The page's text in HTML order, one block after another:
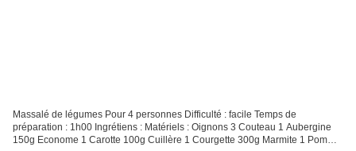
Massalé de légumes Pour 4 personnes Difficulté : facile Temps de
préparation : 1h00 Ingrétiens : Matériels : Oignons 3 Couteau 1 Aubergine
150g Econome 1 Carotte 100g Cuillère 1 Courgette 300g Marmite 1 Pomme